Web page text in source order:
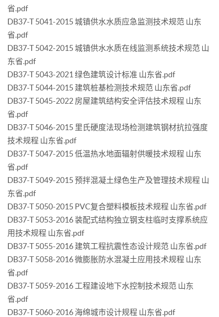
省.pdf
DB37-T 5041-2015 城镇供水水质应急监测技术规范 山东
省.pdf
DB37-T 5042-2015 城镇供水水质在线监测系统技术规范 山
东省.pdf
DB37-T 5043-2021 绿色建筑设计标准 山东省.pdf
DB37-T 5044-2015 建筑桩基检测技术规范 山东省.pdf
DB37-T 5045-2022 房屋建筑结构安全评估技术规程 山东
省.pdf
DB37-T 5046-2015 里氏硬度法现场检测建筑钢材抗拉强度
技术规程 山东省.pdf
DB37-T 5047-2015 低温热水地面辐射供暖技术规程 山东
省.pdf
DB37-T 5049-2015 预拌混凝土绿色生产及管理技术规程 山
东省.pdf
DB37-T 5050-2015 PVC复合塑料模板技术规程 山东省.pdf
DB37-T 5053-2016 装配式结构独立钢支柱临时支撑系统应
用技术规程 山东省.pdf
DB37-T 5055-2016 建筑工程抗震性态设计规范 山东省.pdf
DB37-T 5058-2016 微膨胀防水混凝土应用技术规程 山东
省.pdf
DB37-T 5059-2016 工程建设地下水控制技术规范 山东
省.pdf
DB37-T 5060-2016 海绵城市设计规程 山东省.pdf